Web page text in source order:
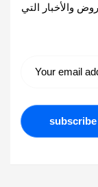
والأخبار التي